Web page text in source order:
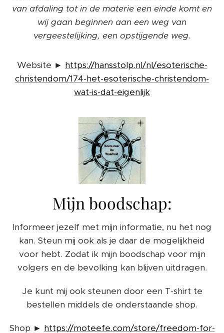
van afdaling tot in de materie een einde komt en
wij gaan beginnen aan een weg van
vergeestelijking, een opstijgende weg.
Website ► https://hansstolp.nl/nl/esoterische-
christendom/174-het-esoterische-christendom-
wat-is-dat-eigenlijk
Mijn boodschap:
Informeer jezelf met mijn informatie, nu het nog
kan. Steun mij ook als je daar de mogelijkheid
voor hebt. Zodat ik mijn boodschap voor mijn
volgers en de bevolking kan blijven uitdragen.
Je kunt mij ook steunen door een T-shirt te
bestellen middels de onderstaande shop.
Shop ► https://moteefe.com/store/freedom-for-